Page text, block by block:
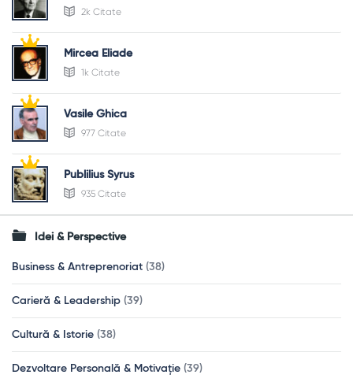
2k Citate
Mircea Eliade
1k Citate
Vasile Ghica
977 Citate
Publilius Syrus
935 Citate
Idei & Perspective
Business & Antreprenoriat (38)
Carieră & Leadership (39)
Cultură & Istorie (38)
Dezvoltare Personală & Motivație (39)